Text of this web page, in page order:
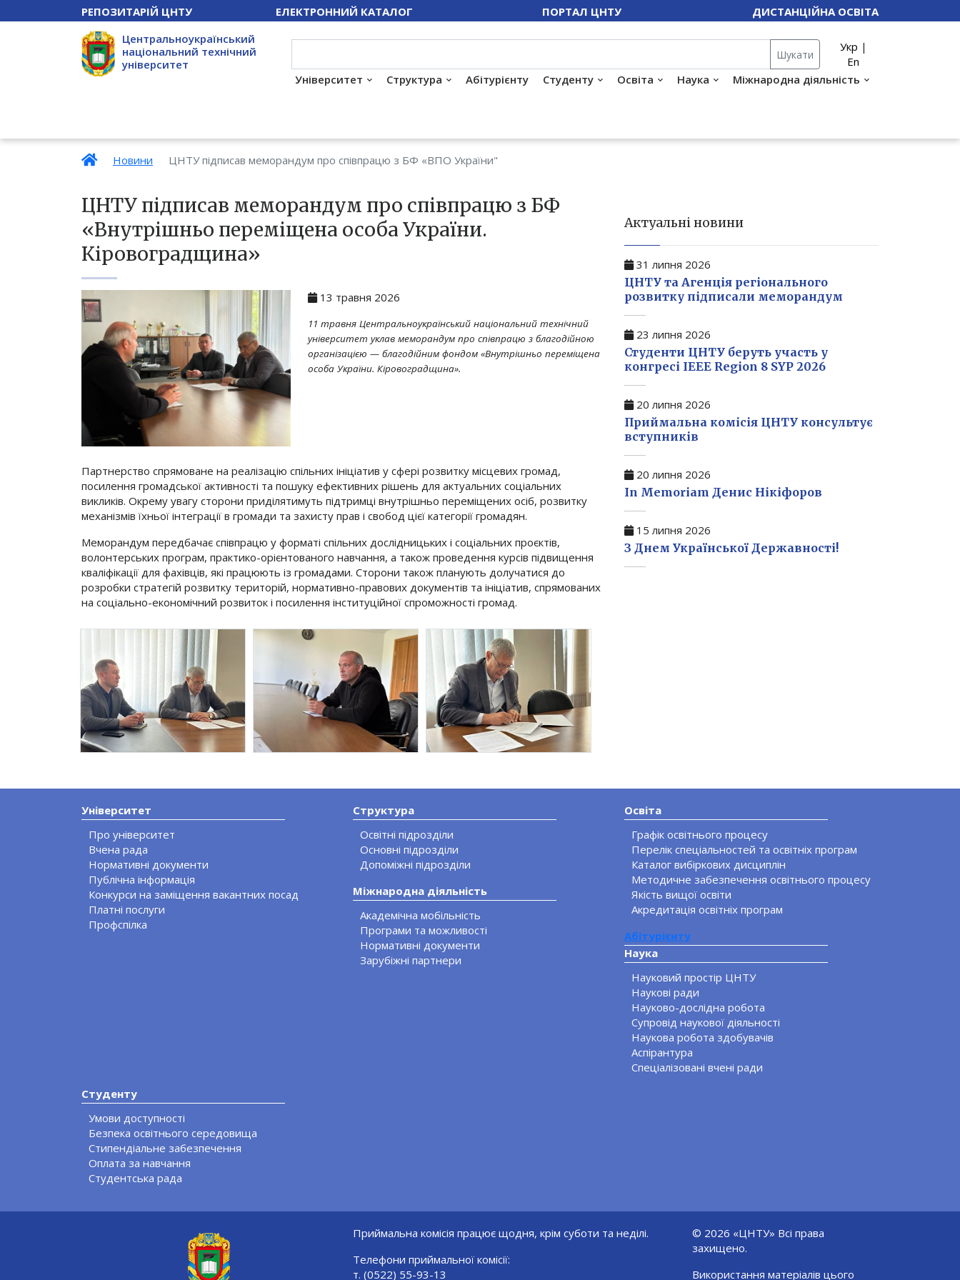
РЕПОЗИТАРІЙ ЦНТУ ЕЛЕКТРОННИЙ КАТАЛОГ ПОРТАЛ ЦНТУ
ДИСТАНЦІЙНА ОСВІТА
Центральноукраїнський
національний технічний
університет
Шукати
Укр |
En
Університет
Структура Абітурієнту Студенту Освіта Наука Міжнародна діяльність
Новини ЦНТУ підписав меморандум про співпрацю з БФ «ВПО України"
ЦНТУ підписав меморандум про співпрацю з БФ
«Внутрішньо переміщена особа України.
Кіровоградщина»
13 травня 2026
11 травня Центральноукраїнський національний технічний
університет уклав меморандум про співпрацю з благодійною
організацією — благодійним фондом «Внутрішньо переміщена
особа України. Кіровоградщина».
Партнерство спрямоване на реалізацію спільних ініціатив у сфері розвитку місцевих громад,
посилення громадської активності та пошуку ефективних рішень для актуальних соціальних
викликів. Окрему увагу сторони приділятимуть підтримці внутрішньо переміщених осіб, розвитку
механізмів їхньої інтеграції в громади та захисту прав і свобод цієї категорії громадян.
Меморандум передбачає співпрацю у форматі спільних дослідницьких і соціальних проєктів,
волонтерських програм, практико-орієнтованого навчання, а також проведення курсів підвищення
кваліфікації для фахівців, які працюють із громадами. Сторони також планують долучатися до
розробки стратегій розвитку територій, нормативно-правових документів та ініціатив, спрямованих
на соціально-економічний розвиток і посилення інституційної спроможності громад.
Актуальні новини
31 липня 2026
ЦНТУ та Агенція регіонального
розвитку підписали меморандум
23 липня 2026
Студенти ЦНТУ беруть участь у
конгресі IEEE Region 8 SYP 2026
20 липня 2026
Приймальна комісія ЦНТУ консультує
вступників
20 липня 2026
In Memoriam Денис Нікіфоров
15 липня 2026
З Днем Української Державності!
Університет
Про університет
Вчена рада
Нормативні документи
Публічна інформація
Конкурси на заміщення вакантних посад
Платні послуги
Профспілка
Структура
Освітні підрозділи
Основні підрозділи
Допоміжні підрозділи
Міжнародна діяльність
Академічна мобільність
Програми та можливості
Нормативні документи
Зарубіжні партнери
Освіта
Графік освітнього процесу
Перелік спеціальностей та освітніх програм
Каталог вибіркових дисциплін
Методичне забезпечення освітнього процесу
Якість вищої освіти
Акредитація освітніх програм
Абітурієнту
Наука
Науковий простір ЦНТУ
Наукові ради
Науково-дослідна робота
Супровід наукової діяльності
Наукова робота здобувачів
Аспірантура
Спеціалізовані вчені ради
Студенту
Умови доступності
Безпека освітнього середовища
Стипендіальне забезпечення
Оплата за навчання
Студентська рада
Приймальна комісія працює щодня, крім суботи та неділі.
Телефони приймальної комісії:
т. (0522) 55-93-13
© 2026 «ЦНТУ» Всі права
захищено.
Використання матеріалів цього